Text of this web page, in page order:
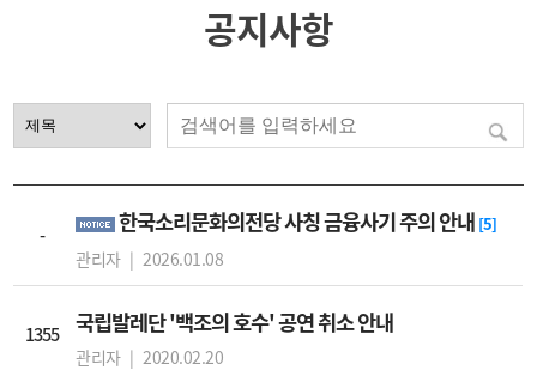
공지사항
- 한국소리문화의전당 사칭 금융사기 주의 안내 [5]
관리자 | 2026.01.08
1355 국립발레단 '백조의 호수' 공연 취소 안내
관리자 | 2020.02.20